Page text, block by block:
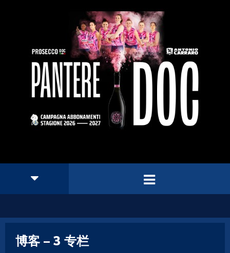
博客 – 3 专栏